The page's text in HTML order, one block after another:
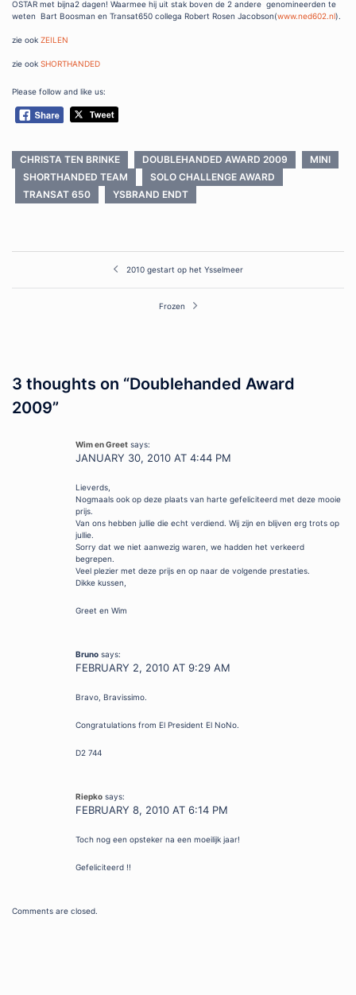
OSTAR met bijna2 dagen! Waarmee hij uit stak boven de 2 andere genomineerden te
weten Bart Boosman en Transat650 collega Robert Rosen Jacobson(www.ned602.nl).
zie ook ZEILEN
zie ook SHORTHANDED
Please follow and like us:
CHRISTA TEN BRINKE DOUBLEHANDED AWARD 2009
MINI
SHORTHANDED TEAM
SOLO CHALLENGE AWARD
TRANSAT 650
YSBRAND ENDT
navigation
2010 gestart op het Ysselmeer
Frozen
3 thoughts on “Doublehanded Award
2009”
Wim en Greet says:
JANUARY 30, 2010 AT 4:44 PM
Lieverds,
Nogmaals ook op deze plaats van harte gefeliciteerd met deze mooie
prijs.
Van ons hebben jullie die echt verdiend. Wij zijn en blijven erg trots op
jullie.
Sorry dat we niet aanwezig waren, we hadden het verkeerd
begrepen.
Veel plezier met deze prijs en op naar de volgende prestaties.
Dikke kussen,
Greet en Wim
Bruno says:
FEBRUARY 2, 2010 AT 9:29 AM
Bravo, Bravissimo.
Congratulations from El President El NoNo.
D2 744
Riepko says:
FEBRUARY 8, 2010 AT 6:14 PM
Toch nog een opsteker na een moeilijk jaar!
Gefeliciteerd !!
Comments are closed.